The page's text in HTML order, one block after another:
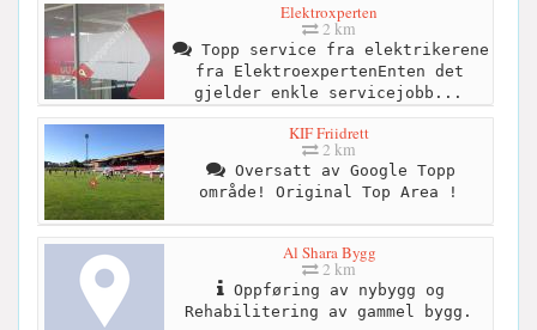
Elektroxperten
2 km
Topp service fra elektrikerene
fra ElektroexpertenEnten det
gjelder enkle servicejobb...
KIF Friidrett
2 km
Oversatt av Google Topp
område! Original Top Area !
Al Shara Bygg
2 km
Oppføring av nybygg og
Rehabilitering av gammel bygg.